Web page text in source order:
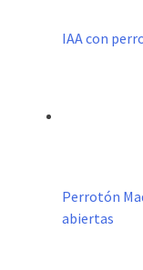
IAA con
Perrotón
abiertas